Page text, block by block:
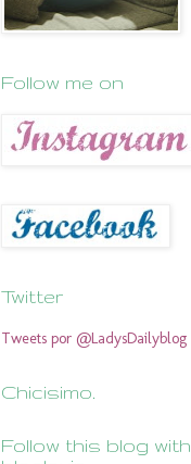
Follow me on
Twitter
Tweets por @LadysDailyblog
Chicisimo.
Follow this blog with